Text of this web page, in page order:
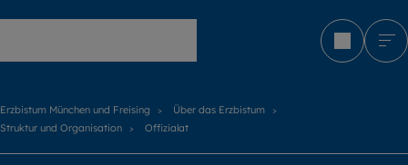
Erzbistum München und Freising
Über das Erzbistum
Struktur und Organisation
Offizialat